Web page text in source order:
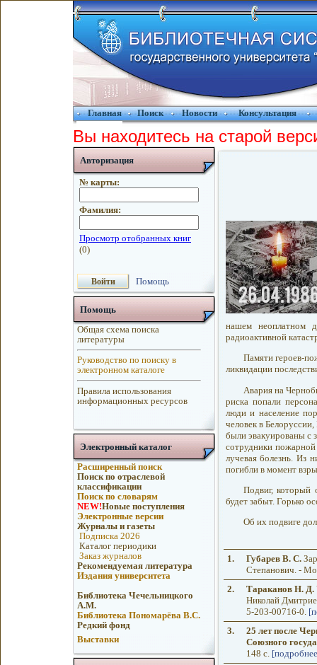
Главная Поиск Новости Консультация
Вы находитесь на старой
Авторизация
№ карты:
Фамилия:
Помощь
Помощь
Общая схема поиска
литературы
Руководство по поиску в
электронном каталоге
Правила использования
информационных ресурсов
Электронный каталог
Расширенный поиск
Поиск по отраслевой
классификации
Поиск по словарям
NEW!Новые поступления
Электронные версии
Журналы и газеты
Подписка 2026
Каталог периодики
Заказ журналов
Рекомендуемая литература
Издания университета
Библиотека Чечельницкого
А.М.
Библиотека Пономарёва В.С.
Редкий фонд
Выставки
нашем неоплатном
радиоактивной
Памяти героев-
ликвидации
Авария на
риска попали
люди и население
человек в
были эвакуированы с
сотрудники
лучевая болезнь. Из
погибли в момент
Подвиг, который
будет забыт. Горько
Об их подвиге
1. Губарев В. С.
Степанович. -
2.
Тараканов Н. Д.
Николай
5-203-00716-0.
3.
25 лет после
Союзного
148 с.